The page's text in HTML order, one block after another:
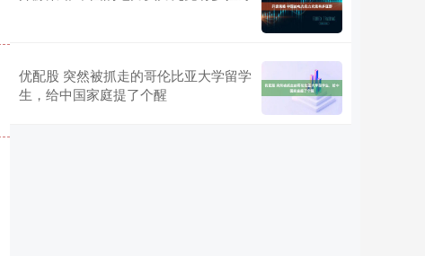
优配股 突然被抓走的哥伦比亚大学留学
生，给中国家庭提了个醒